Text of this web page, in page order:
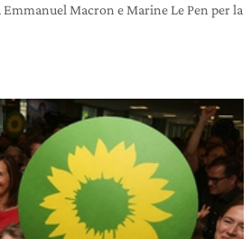
Macron e Marine Le Pen per la